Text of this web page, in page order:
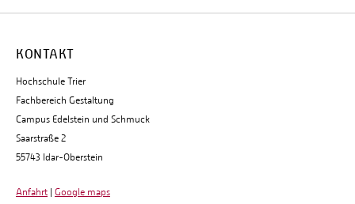
KONTAKT
Hochschule Trier
Fachbereich Gestaltung
Campus Edelstein und Schmuck
Saarstraße 2
55743 Idar-Oberstein
Anfahrt Google maps